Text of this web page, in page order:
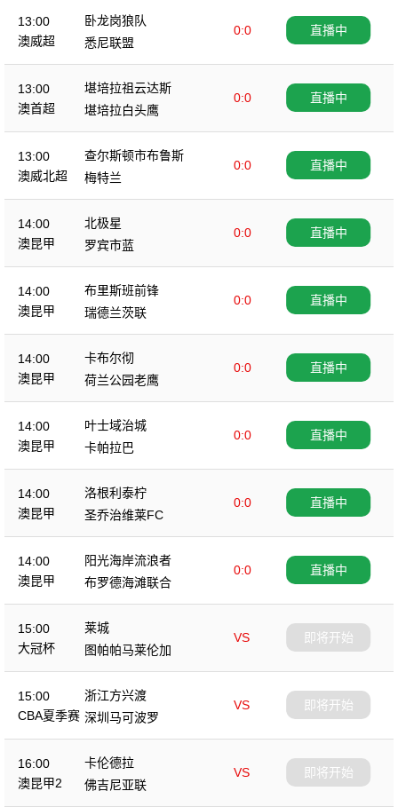
13:00
澳威超
卧龙岗狼队
0:0
悉尼联盟
直播中
13:00
澳首超
堪培拉祖云达斯
0:0
堪培拉白头鹰
直播中
13:00
澳威北超
查尔斯顿市布鲁斯
0:0
梅特兰
直播中
14:00
澳昆甲
北极星
0:0
罗宾市蓝
直播中
14:00
澳昆甲
布里斯班前锋
0:0
瑞德兰茨联
直播中
14:00
澳昆甲
卡布尔彻
0:0
荷兰公园老鹰
直播中
14:00
澳昆甲
叶士域治城
0:0
卡帕拉巴
直播中
14:00
澳昆甲
洛根利泰柠
0:0
圣乔治维莱FC
直播中
14:00
澳昆甲
阳光海岸流浪者
0:0
布罗德海滩联合
直播中
15:00
大冠杯
莱城
VS
图帕帕马莱伦加
即将开始
15:00
CBA夏季赛
浙江方兴渡
VS
深圳马可波罗
即将开始
16:00
澳昆甲2
卡伦德拉
VS
佛吉尼亚联
即将开始